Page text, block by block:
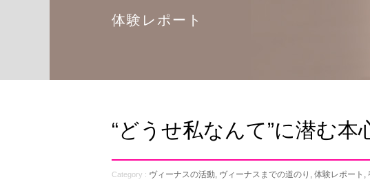
体験レポート
“どうせ私なんて”に潜む本
Category : ヴィーナスの活動, ヴィーナスまでの道のり , 体験レポート ,